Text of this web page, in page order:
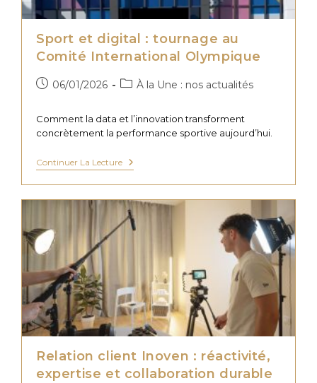
Sport et digital : tournage au
Comité International Olympique
Publication
06/01/2026
PostÀ la Une : nos actualités
Comment la data et l’innovation transforment
concrètement la performance sportive aujourd’hui.
Continuer La LectureSport
Et
Digital
:
Tournage
Au
Comité
Olympique
Relation client Inoven : réactivité,
expertise et collaboration durable